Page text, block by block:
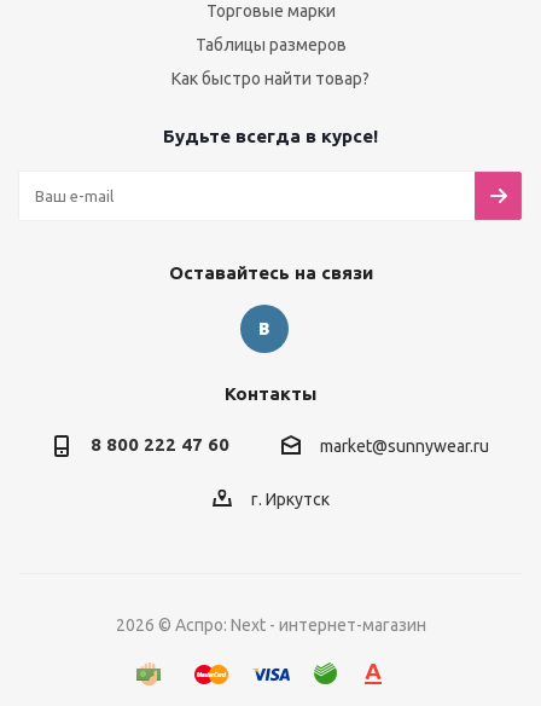
Торговые марки
Таблицы размеров
Как быстро найти товар?
Будьте всегда в курсе!
Оставайтесь на связи
Контакты
8 800 222 47 60 market@sunnywear.ru
г. Иркутск
2026 © Аспро: Next - интернет-магазин